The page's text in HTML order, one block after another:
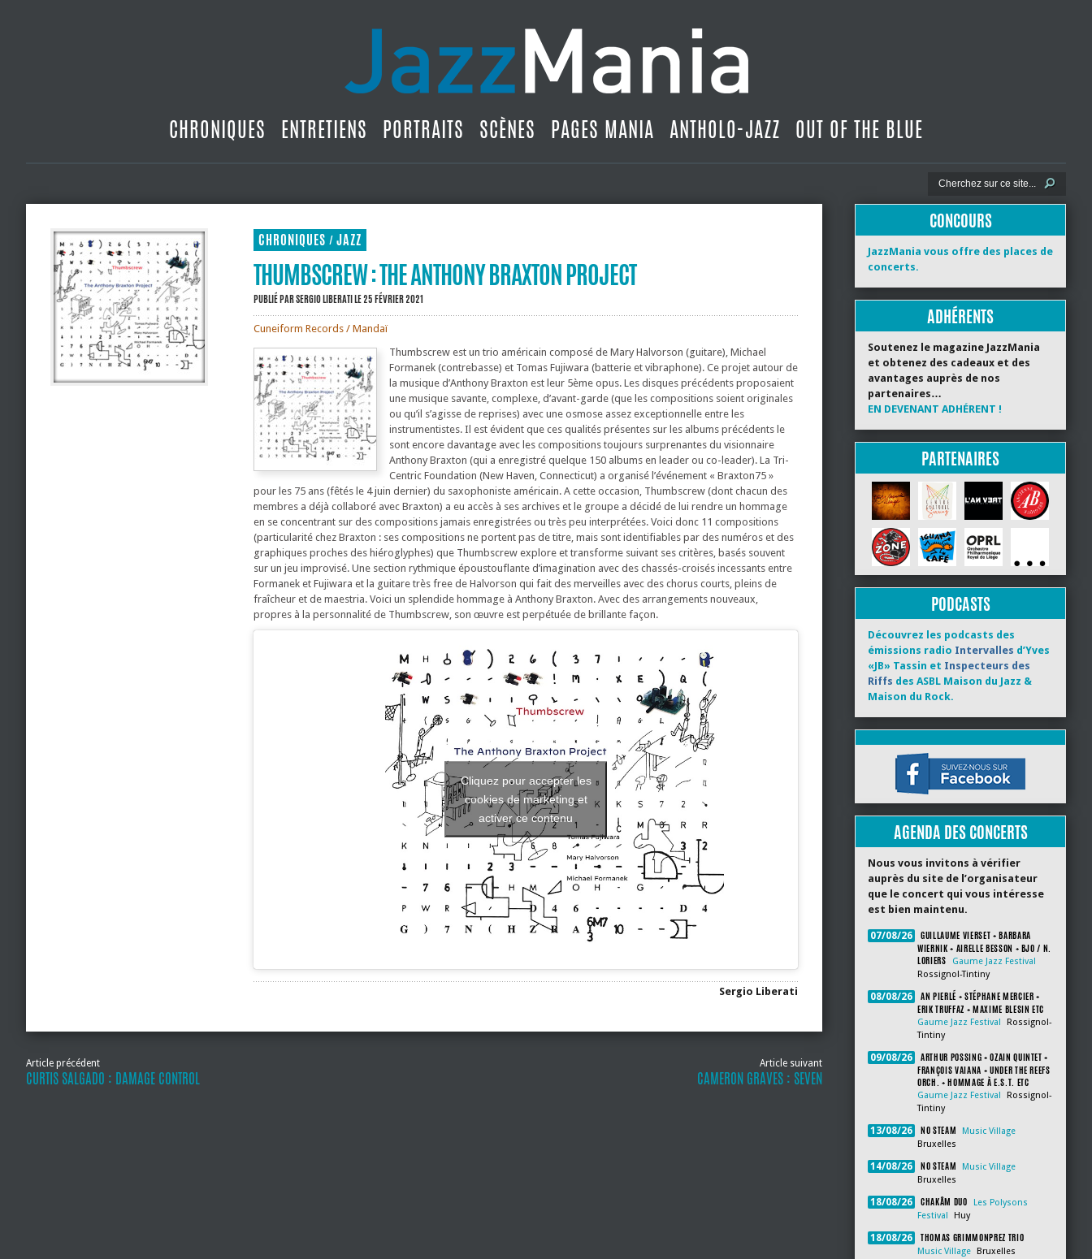
CHRONIQUES ENTRETIENS PORTRAITS SCÈNES PAGES MANIA ANTHOLO-JAZZ OUT OF THE BLUE
CHRONIQUES / JAZZ
THUMBSCREW : THE ANTHONY BRAXTON PROJECT
PUBLIÉ PARSERGIO LIBERATILE 25 FÉVRIER 2021
Cuneiform Records / Mandaï
Thumbscrew est un trio américain composé de Mary Halvorson (guitare), Michael
Formanek (contrebasse) et Tomas Fujiwara (batterie et vibraphone). Ce projet autour de
la musique d’Anthony Braxton est leur 5ème opus. Les disques précédents proposaient
une musique savante, complexe, d’avant-garde (que les compositions soient originales
ou qu’il s’agisse de reprises) avec une osmose assez exceptionnelle entre les
instrumentistes. Il est évident que ces qualités présentes sur les albums précédents le
sont encore davantage avec les compositions toujours surprenantes du visionnaire
Anthony Braxton (qui a enregistré quelque 150 albums en leader ou co-leader). La Tri-
Centric Foundation (New Haven, Connecticut) a organisé l’événement « Braxton75 »
pour les 75 ans (fêtés le 4 juin dernier) du saxophoniste américain. A cette occasion, Thumbscrew (dont chacun des
membres a déjà collaboré avec Braxton) a eu accès à ses archives et le groupe a décidé de lui rendre un hommage
en se concentrant sur des compositions jamais enregistrées ou très peu interprétées. Voici donc 11 compositions
(particularité chez Braxton : ses compositions ne portent pas de titre, mais sont identifiables par des numéros et des
graphiques proches des hiéroglyphes) que Thumbscrew explore et transforme suivant ses critères, basés souvent
sur un jeu improvisé. Une section rythmique époustouflante d’imagination avec des chassés-croisés incessants entre
Formanek et Fujiwara et la guitare très free de Halvorson qui fait des merveilles avec des chorus courts, pleins de
fraîcheur et de maestria. Voici un splendide hommage à Anthony Braxton. Avec des arrangements nouveaux,
propres à la personnalité de Thumbscrew, son œuvre est perpétuée de brillante façon.
Cliquez pour accepter les
cookies de marketing et
activer ce contenu
Sergio Liberati
Article précédent
CURTIS SALGADO : DAMAGE CONTROL
Article suivant
CAMERON GRAVES : SEVEN
CONCOURS
JazzMania vous offre des places de
concerts.
ADHÉRENTS
Soutenez le magazine JazzMania
et obtenez des cadeaux et des
avantages auprès de nos
partenaires…
EN DEVENANT ADHÉRENT !
PARTENAIRES
PODCASTS
Découvrez les podcasts des
émissions radio Intervalles d’Yves
«JB» Tassin et Inspecteurs des
Riffs des ASBL Maison du Jazz &
Maison du Rock.
AGENDA DES CONCERTS
Nous vous invitons à vérifier
auprès du site de l’organisateur
que le concert qui vous intéresse
est bien maintenu.
07/08/26
GUILLAUME VIERSET + BARBARA
WIERNIK + AIRELLE BESSON + BJO / N.
LORIERS
Gaume Jazz Festival
Rossignol-Tintiny
08/08/26
AN PIERLÉ + STÉPHANE MERCIER +
ERIK TRUFFAZ + MAXIME BLESIN ETC
Gaume Jazz Festival
Rossignol-
Tintiny
09/08/26
ARTHUR POSSING + OZAIN QUINTET +
FRANÇOIS VAIANA + UNDER THE REEFS
ORCH. + HOMMAGE À E.S.T. ETC
Gaume Jazz Festival
Rossignol-
Tintiny
13/08/26 NO STEAM
Music Village
Bruxelles
14/08/26 NO STEAM
Music Village
Bruxelles
18/08/26 CHAKÂM DUO
Les Polysons
Festival
Huy
18/08/26 THOMAS GRIMMONPREZ TRIO
Music Village Bruxelles